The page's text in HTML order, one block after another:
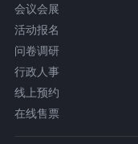
会议会展
活动报名
问卷调研
行政人事
线上预约
在线售票